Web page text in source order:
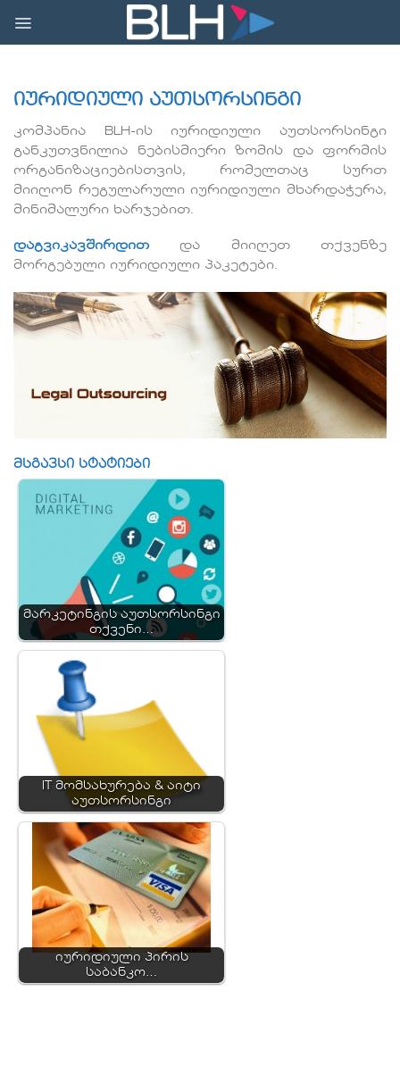
content
იურიდიული აუთსორსინგი
კომპანია BLH-ის იურიდიული აუთსორსინგი
განკუთვნილია ნებისმიერი ზომის და ფორმის
ორგანიზაციებისთვის, რომელთაც სურთ
მიიღონ რეგულარული იურიდიული მხარდაჭერა,
მინიმალური ხარჯებით.
დაგვიკავშირდით და მიიღეთ თქვენზე
მორგებული იურიდიული პაკეტები.
მსგავსი სტატიები
მარკეტინგის აუთსორსინგი
თქვენი…
IT მომსახურება & აიტი
აუთსორსინგი
იურიდიული პირის
საბანკო…